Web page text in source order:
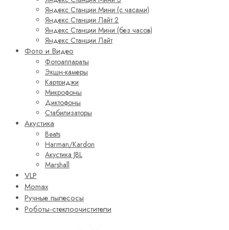
Яндекс Станции Мини (с часами)
Яндекс Станции Лайт 2
Яндекс Станции Мини (без часов)
Яндекс Станции Лайт
Фото и Видео
Фотоаппараты
Экшн-камеры
Картриджи
Микрофоны
Диктофоны
Стабилизаторы
Акустика
Beats
Harman/Kardon
Акустика JBL
Marshall
VLP
Momax
Ручные пылесосы
Роботы-стеклоочистители